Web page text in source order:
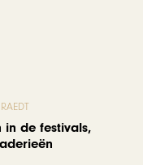
in de festivals,